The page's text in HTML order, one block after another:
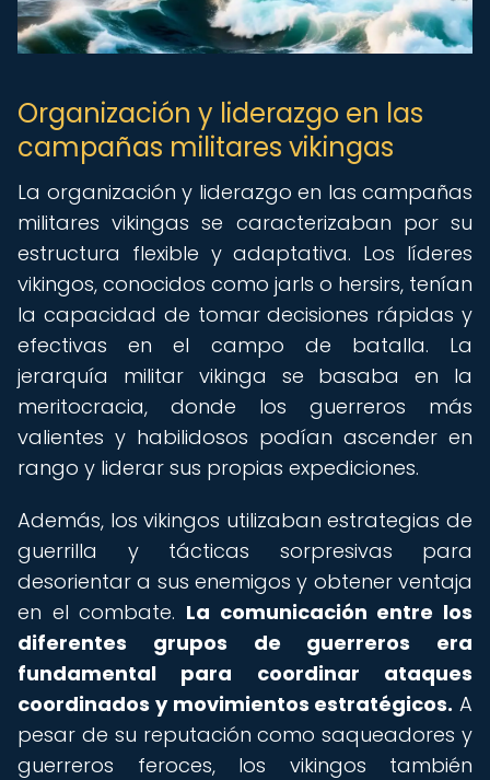
Organización y liderazgo en las
campañas militares vikingas
La organización y liderazgo en las campañas
militares vikingas se caracterizaban por su
estructura flexible y adaptativa. Los líderes
vikingos, conocidos como jarls o hersirs, tenían
la capacidad de tomar decisiones rápidas y
efectivas en el campo de batalla. La
jerarquía militar vikinga se basaba en la
meritocracia, donde los guerreros más
valientes y habilidosos podían ascender en
rango y liderar sus propias expediciones.
Además, los vikingos utilizaban estrategias de
guerrilla y tácticas sorpresivas para
desorientar a sus enemigos y obtener ventaja
en el combate. La comunicación entre los
diferentes grupos de guerreros era
fundamental para coordinar ataques
coordinados y movimientos estratégicos. A
pesar de su reputación como saqueadores y
guerreros feroces, los vikingos también